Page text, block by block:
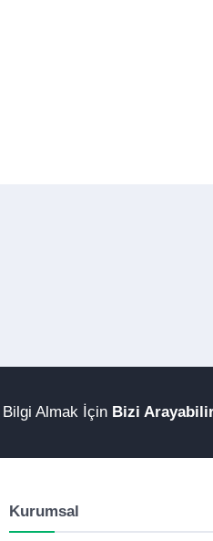
Almak İçin Bizi
Kurumsal